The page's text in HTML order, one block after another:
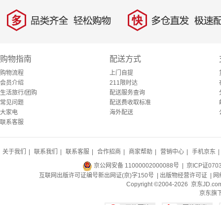
多 品类齐全，轻松购物 快 多仓直发，极速配
购物指南
购物流程
会员介绍
生活旅行/团购
常见问题
大家电
联系客服
配送方式
上门自提
211限时达
配送服务查询
配送费收取标准
海外配送
关于我们 联系我们 联系客服 合作招商 商家帮助 营销中心 手机京东
京公网安备 11000002000088号 | 京ICP证
互联网出版许可证编号新出网证(京)字150号 | 出版物经营许可证
Copyright ©2004-2026 京东
京东旗